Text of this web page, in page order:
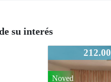
su interés
Noved